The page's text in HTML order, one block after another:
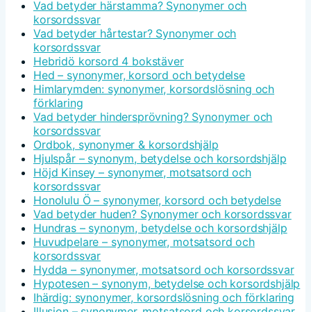
Vad betyder härstamma? Synonymer och
korsordssvar
Vad betyder hårtestar? Synonymer och
korsordssvar
Hebridö korsord 4 bokstäver
Hed – synonymer, korsord och betydelse
Himlarymden: synonymer, korsordslösning och
förklaring
Vad betyder hindersprövning? Synonymer och
korsordssvar
Ordbok, synonymer & korsordshjälp
Hjulspår – synonym, betydelse och korsordshjälp
Höjd Kinsey – synonymer, motsatsord och
korsordssvar
Honolulu Ö – synonymer, korsord och betydelse
Vad betyder huden? Synonymer och korsordssvar
Hundras – synonym, betydelse och korsordshjälp
Huvudpelare – synonymer, motsatsord och
korsordssvar
Hydda – synonymer, motsatsord och korsordssvar
Hypotesen – synonym, betydelse och korsordshjälp
Ihärdig: synonymer, korsordslösning och förklaring